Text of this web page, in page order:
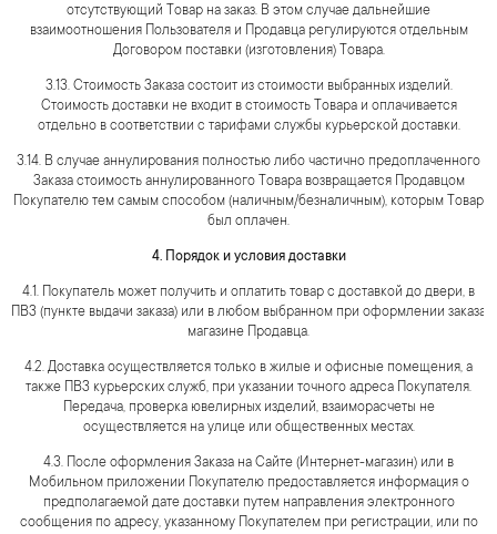
отсутствующий Товар на заказ. В этом случае дальнейшие
взаимоотношения Пользователя и Продавца регулируются отдельным
Договором поставки (изготовления) Товара.
3.13. Стоимость Заказа состоит из стоимости выбранных изделий.
Стоимость доставки не входит в стоимость Товара и оплачивается
отдельно в соответствии с тарифами службы курьерской доставки.
3.14. В случае аннулирования полностью либо частично предоплаченного
Заказа стоимость аннулированного Товара возвращается Продавцом
Покупателю тем самым способом (наличным/безналичным), которым Товар
был оплачен.
4. Порядок и условия доставки
4.1. Покупатель может получить и оплатить товар с доставкой до двери, в
ПВЗ (пункте выдачи заказа) или в любом выбранном при оформлении заказа
магазине Продавца.
4.2. Доставка осуществляется только в жилые и офисные помещения, а
также ПВЗ курьерских служб, при указании точного адреса Покупателя.
Передача, проверка ювелирных изделий, взаиморасчеты не
осуществляется на улице или общественных местах.
4.3. После оформления Заказа на Сайте (Интернет-магазин) или в
Мобильном приложении Покупателю предоставляется информация о
предполагаемой дате доставки путем направления электронного
сообщения по адресу, указанному Покупателем при регистрации, или по